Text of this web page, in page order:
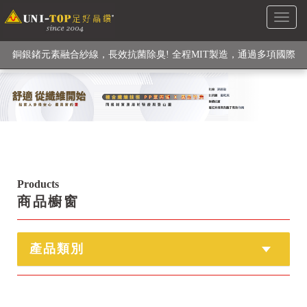
Toggle
級高性能纖維素材), 機能貼身衣物No. 1
銅銀鍺元素融合紗線，長效抗菌除臭! 全程MIT製造，通過多項國際
檢驗
【快來點我】H型銅銀纖維長效PP能量護膝! 支撐. 包覆感. 超透氣.
Products
商品櫥窗
產品類別